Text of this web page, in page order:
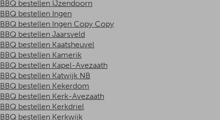
BBQ bestellen IJzendoorn
BBQ bestellen Ingen
BBQ bestellen Ingen Copy Copy
BBQ bestellen Jaarsveld
BBQ bestellen Kaatsheuvel
BBQ bestellen Kamerik
BBQ bestellen Kapel-Avezaath
BBQ bestellen Katwijk NB
BBQ bestellen Kekerdom
BBQ bestellen Kerk-Avezaath
BBQ bestellen Kerkdriel
BBQ bestellen Kerkwijk